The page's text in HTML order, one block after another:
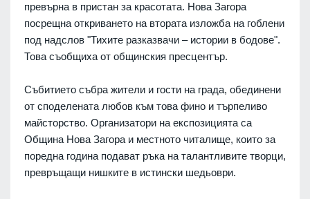
превърна в пристан за красотата. Нова Загора
посрещна откриването на втората изложба на гоблени
под надслов "Тихите разказвачи – истории в бодове".
Това съобщиха от общинския пресцентър.
Събитието събра жители и гости на града, обединени
от споделената любов към това фино и търпеливо
майсторство. Организатори на експозицията са
Община Нова Загора и местното читалище, които за
поредна година подават ръка на талантливите творци,
превръщащи нишките в истински шедьоври.